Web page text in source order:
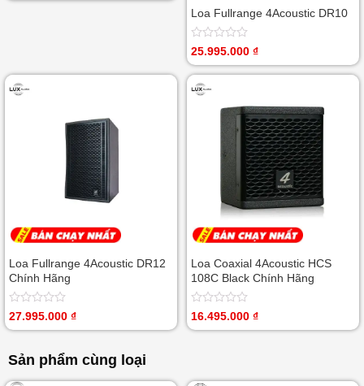
Loa Fullrange 4Acoustic DR10
Được
hạng
0
5
25.995.000 ₫
Loa Fullrange 4Acoustic DR12
Chính Hãng
Được
5
27.995.000 ₫
Loa Coaxial 4Acoustic HCS
108C Black Chính Hãng
Được
16.495.000 ₫
Sản phẩm cùng loại